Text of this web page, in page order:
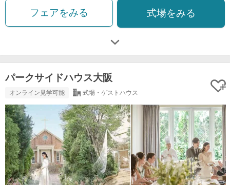
フェアをみる 式場をみる
パークサイドハウス大阪
オンライン見学可能 式場・ゲストハウス